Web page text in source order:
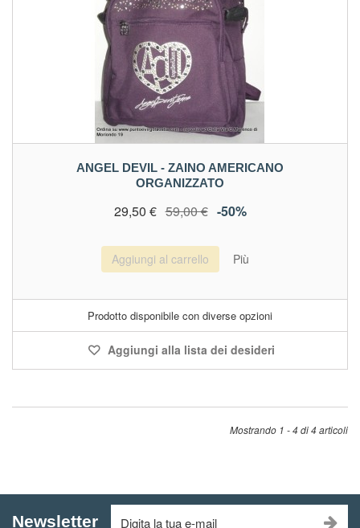
ANGEL DEVIL - ZAINO AMERICANO
ORGANIZZATO
29,50 € 59,00 € -50%
Aggiungi al carrello Più
Prodotto disponibile con diverse opzioni
Aggiungi alla lista dei desideri
Mostrando 1 - 4 di 4 articoli
Newsletter